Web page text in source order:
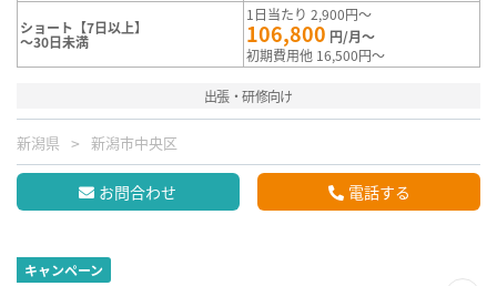
ショート【7日以上】
～30日未満
1日当たり 2,900円～
106,800 円/月～
初期費用他 16,500円～
出張・研修向け
新潟県 新潟市中央区
お問合わせ 電話する
キャンペーン